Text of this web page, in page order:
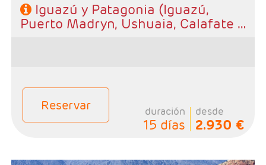
Iguazú y Patagonia (Iguazú,
Puerto Madryn, Ushuaia, Calafate y
Reservar duración
15 días
desde
2.930 €